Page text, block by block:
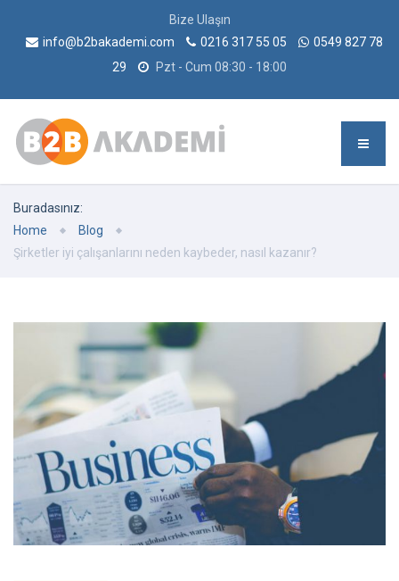
Bize Ulaşın
info@b2bakademi.com
0216 317 55 05
0549 827 78
29
Pzt - Cum 08:30 - 18:00
Buradasınız:
Home
Blog
Şirketler iyi çalışanlarını neden kaybeder, nasıl kazanır?